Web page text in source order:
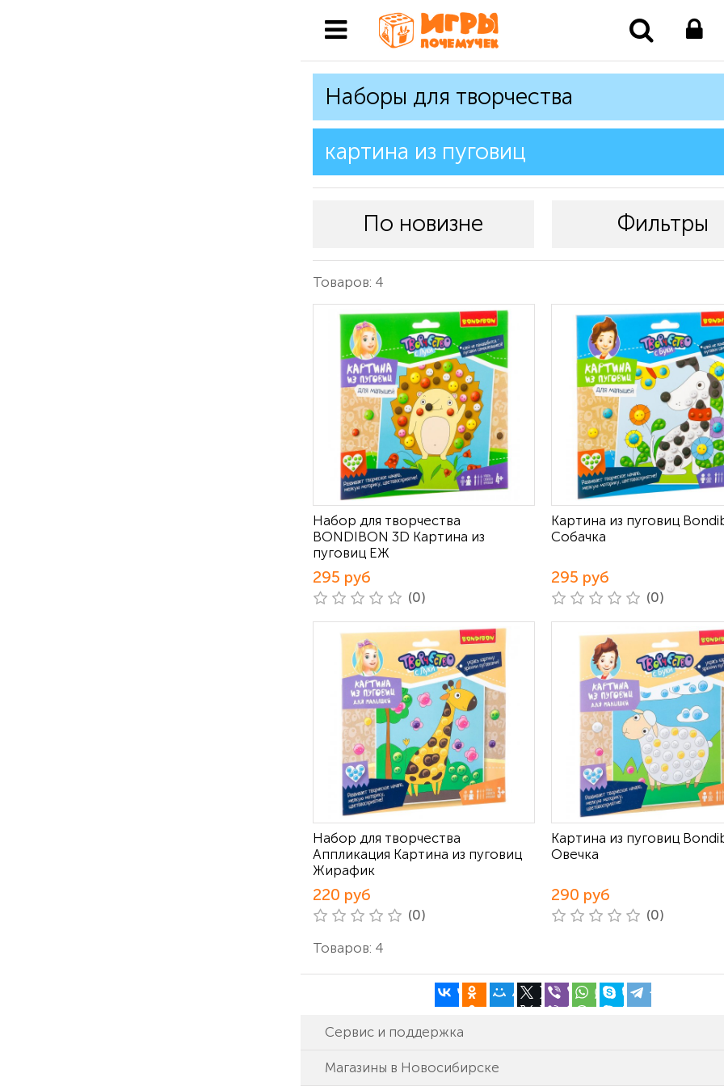
Наборы для творчества
картина из пуговиц
По новизне Фильтры
Товаров: 4
Набор для творчества
BONDIBON 3D Картина из
пуговиц ЕЖ
295 руб
(0)
Картина из пуговиц
Собачка
295 руб
(0)
Набор для творчества
Аппликация Картина из пуговиц
Жирафик
220 руб
(0)
Картина из пуговиц
Овечка
290 руб
(0)
Товаров: 4
Сервис и поддержка
Магазины в Новосибирске